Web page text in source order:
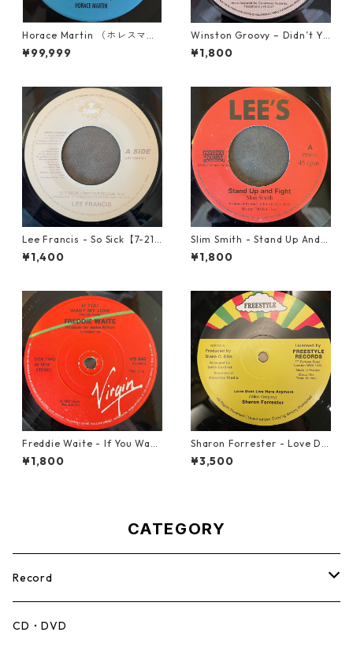
Horace Martin （ホレスマー
ティン） - Bad Boys【7'】
¥99,999
Winston Groovy – Didn’t Yo
u Know【7-21811】
¥1,800
Lee Francis - So Sick【7-219
25】
¥1,400
Slim Smith - Stand Up And F
ight 【7-21832】
¥1,800
Freddie Waite - If You Want
My Love【7-21943】
¥1,800
Sharon Forrester - Love Do
n't Live Here Anymore【12-
50068】
¥3,500
CATEGORY
Record
Mento,Calypso,Ballad
CD・DVD